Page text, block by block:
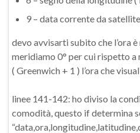
9 – data corrente da satellite
devo avvisarti subito che l’ora
meridiamo 0° per cui rispetto a
( Greenwich + 1 ) l’ora che
linee 141-142: ho diviso la
comodità, questo if determina